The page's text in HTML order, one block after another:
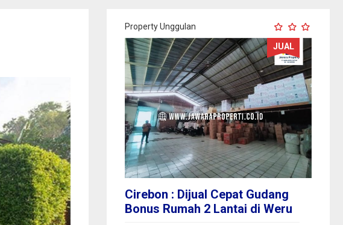
Property Unggulan
Karyamulya
Dekat
JUAL
Cirebon : Dijual Cepat Gudang
Bonus Rumah 2 Lantai di Weru